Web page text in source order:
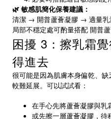
🌿 敏感肌簡化保養建議：
清潔 → 開普蘆薈凝膠 → 適量乳
局部不穩定處可酌量搭配 開普
困擾 3：擦乳霜
得進去
很可能是因為肌膚本身偏乾、
較難延展。可以試試看：
在手心先將蘆薈凝膠與乳
或先擦一層蘆薈凝膠，待